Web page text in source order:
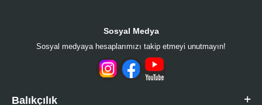
Sosyal Medya
Sosyal medyaya hesaplarımızı takip etmeyi unutmayın!
Balıkçılık